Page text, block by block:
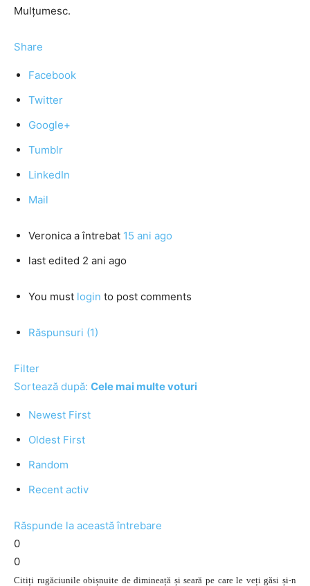
Mulțumesc.
Share
Facebook
Twitter
Google+
Tumblr
LinkedIn
Mail
Veronica a întrebat 15 ani ago
last edited 2 ani ago
You must login to post comments
Răspunsuri (1)
Filter
Sortează după: Cele mai multe voturi
Newest First
Oldest First
Random
Recent activ
Răspunde la această întrebare
0
0
Citiți rugăciunile obișnuite de dimineață și seară pe care le veți găsi și-n